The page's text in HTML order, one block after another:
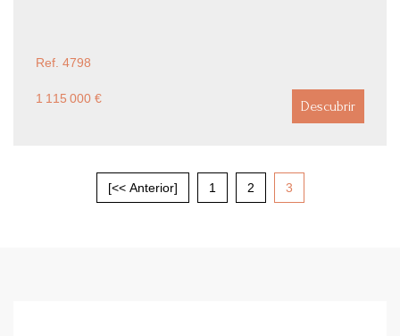
Ref. 4798
1 115 000 € Descubrir
[<< Anterior] 1 2 3